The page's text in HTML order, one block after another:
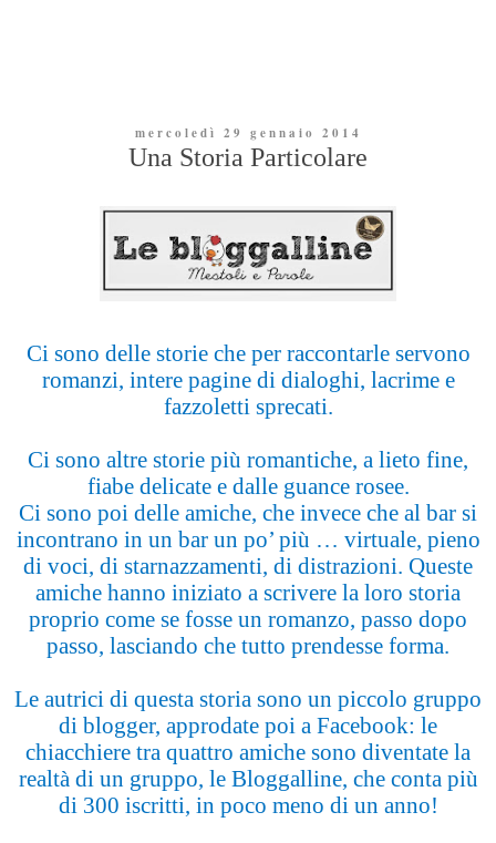
mercoledì 29 gennaio 2014
Una Storia Particolare
Ci sono delle storie che per raccontarle servono
romanzi, intere pagine di dialoghi, lacrime e
fazzoletti sprecati.
Ci sono altre storie più romantiche, a lieto fine,
fiabe delicate e dalle guance rosee.
Ci sono poi delle amiche, che invece che al bar si
incontrano in un bar un po’ più … virtuale, pieno
di voci, di starnazzamenti, di distrazioni. Queste
amiche hanno iniziato a scrivere la loro storia
proprio come se fosse un romanzo, passo dopo
passo, lasciando che tutto prendesse forma.
Le autrici di questa storia sono un piccolo gruppo
di blogger, approdate poi a Facebook: le
chiacchiere tra quattro amiche sono diventate la
realtà di un gruppo, le Bloggalline, che conta più
di 300 iscritti, in poco meno di un anno!